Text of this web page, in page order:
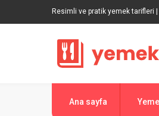
Resimli ve pratik yemek tarifleri
Ana sayfa